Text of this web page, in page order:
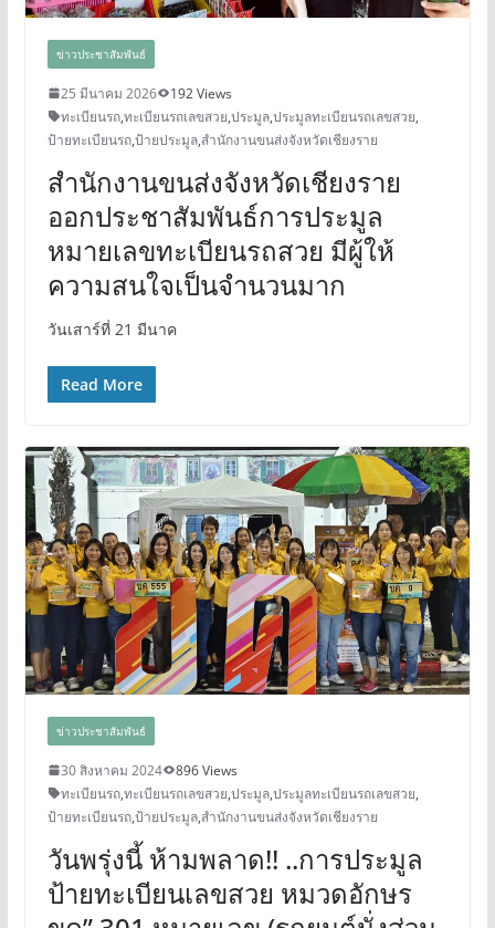
ข่าวประชาสัมพันธ์
25 มีนาคม 2026
192 Views
ทะเบียนรถ,ทะเบียนรถเลขสวย,ประมูล,ประมูลทะเบียนรถเลขสวย,
ป้ายทะเบียนรถ,ป้ายประมูล,สำนักงานขนส่งจังหวัดเชียงราย
สำนักงานขนส่งจังหวัดเชียงราย
ออกประชาสัมพันธ์การประมูล
หมายเลขทะเบียนรถสวย มีผู้ให้
ความสนใจเป็นจำนวนมาก
วันเสาร์ที่ 21 มีนาค
Read More
ข่าวประชาสัมพันธ์
30 สิงหาคม 2024
896 Views
ทะเบียนรถ,ทะเบียนรถเลขสวย,ประมูล,ประมูลทะเบียนรถเลขสวย,
ป้ายทะเบียนรถ,ป้ายประมูล,สำนักงานขนส่งจังหวัดเชียงราย
วันพรุ่งนี้ ห้ามพลาด!! ..การประมูล
ป้ายทะเบียนเลขสวย หมวดอักษร